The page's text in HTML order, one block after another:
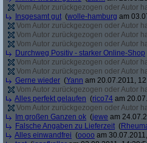
Vom Autor zurückgezogen oder Autor
Insgesamt gut (wolle-hamburg am
Vom Autor zurückgezogen oder Autor
Vom Autor zurückgezogen oder Autor
Vom Autor zurückgezogen oder Autor
Durchweg Positiv - starker Online-Shop
Vom Autor zurückgezogen oder Autor
Vom Autor zurückgezogen oder Autor
Gerne wieder (Yann am 20.07.2011,
Vom Autor zurückgezogen oder Autor
Alles perfekt gelaufen (rico74 am
Vom Autor zurückgezogen oder Autor
Im großen Ganzen ok (jewe am
Falsche Angaben zu Lieferzeit (
Alles einwandfrei (oooo am